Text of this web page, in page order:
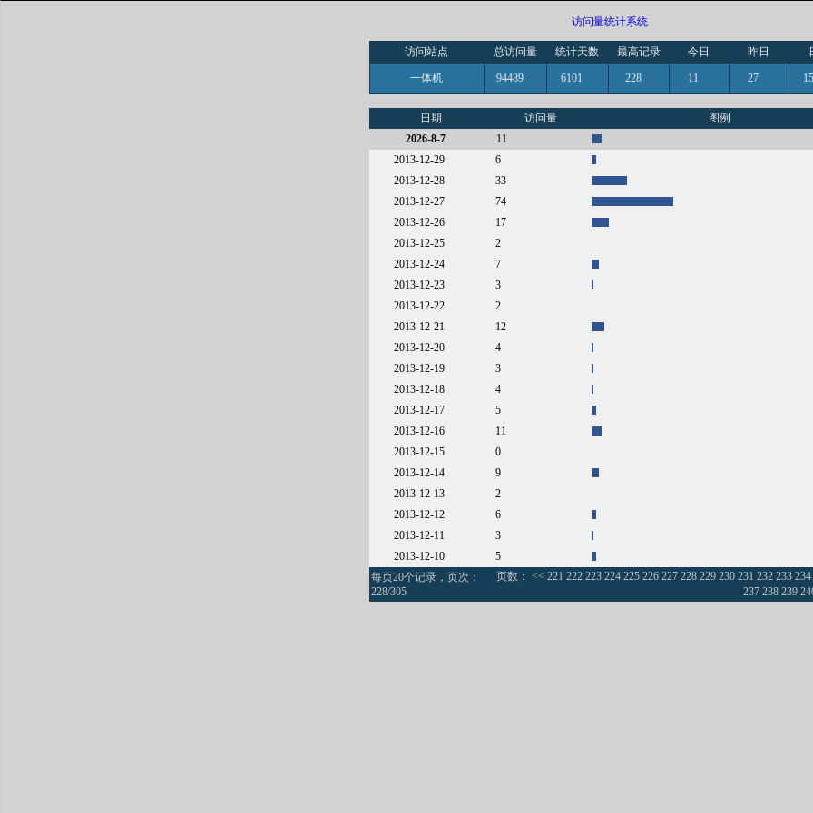
访问量统计系统
访问站点 总访问量 统计天数 最高记录 今日 昨日
一体机 94489 6101 228 11 27
日期 访问量
图例
2026-8-7
11
2013-12-29
6
2013-12-28
33
2013-12-27
74
2013-12-26
17
2013-12-25
2
2013-12-24
7
2013-12-23
3
2013-12-22
2
2013-12-21
12
2013-12-20
4
2013-12-19
3
2013-12-18
4
2013-12-17
5
2013-12-16
11
2013-12-15
0
2013-12-14
9
2013-12-13
2
2013-12-12
6
2013-12-11
3
2013-12-10
5
每页20个记录，页次：
228/305
页数： << 221 222 223 224 225 226 227228 229 230 231 232 233 234
237 238 239